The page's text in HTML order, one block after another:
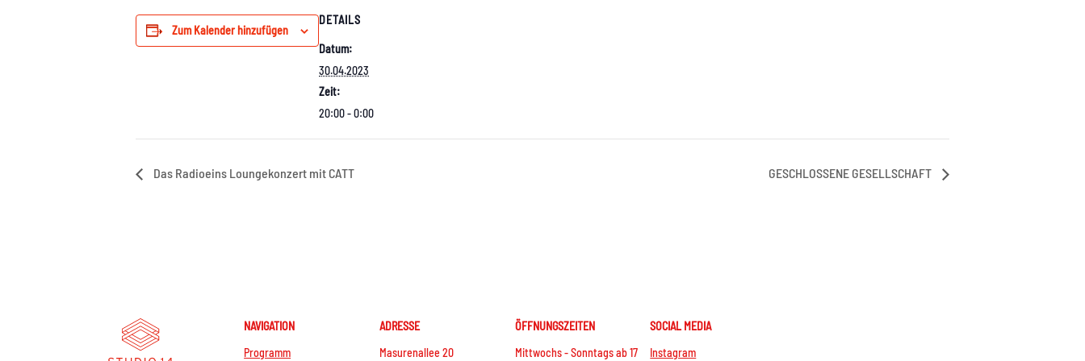
Zum Kalender hinzufügen
DETAILS
Datum:
30.04.2023
Zeit:
20:00 - 0:00
Das Radioeins Loungekonzert mit CATT GESCHLOSSENE GESELLSCHAFT
NAVIGATION
Programm
ADRESSE
Masurenallee 20
ÖFFNUNGSZEITEN
Mittwochs - Sonntags ab 17
SOCIAL MEDIA
Instagram